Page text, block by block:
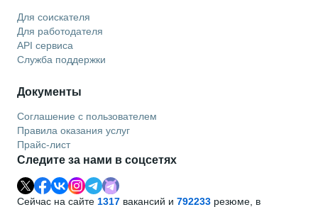
Для соискателя
Для работодателя
API сервиса
Служба поддержки
Документы
Соглашение с пользователем
Правила оказания услуг
Прайс-лист
Следите за нами в соцсетях
Сейчас на сайте 1317 вакансий и 792233 резюме, в